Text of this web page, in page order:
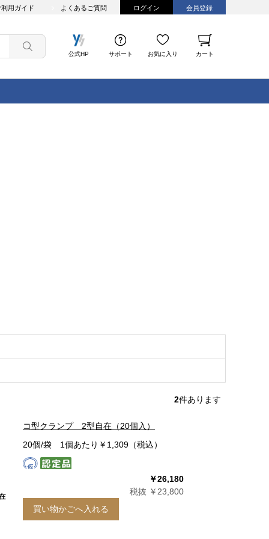
利用ガイド よくあるご質問 ログイン 会員登録
公式HP サポート お気に入り カート
2件あります
コ型クランプ 2型自在（20個入）
20個/袋 1個あたり￥1,309（税込）
￥26,180
税抜 ￥23,800
買い物かごへ入れる